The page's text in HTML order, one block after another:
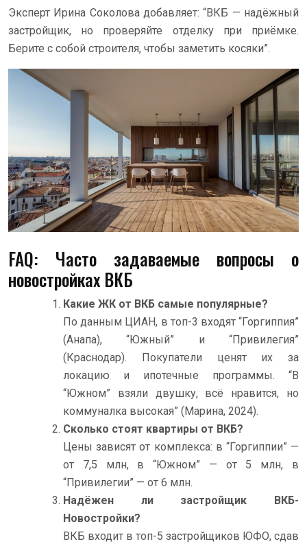
Эксперт Ирина Соколова добавляет: “ВКБ — надёжный
застройщик, но проверяйте отделку при приёмке.
Берите с собой строителя, чтобы заметить косяки”.
FAQ: Часто задаваемые вопросы о
новостройках ВКБ
Какие ЖК от ВКБ самые популярные?
По данным ЦИАН, в топ-3 входят “Горгиппия”
(Анапа), “Южный” и “Привилегия”
(Краснодар). Покупатели ценят их за
локацию и ипотечные программы. “В
“Южном” взяли двушку, всё нравится, но
коммуналка высокая” (Марина, 2024).
Сколько стоят квартиры от ВКБ?
Цены зависят от комплекса: в “Горгиппии” —
от 7,5 млн, в “Южном” — от 5 млн, в
“Привилегии” — от 6 млн.
Надёжен ли застройщик ВКБ-
Новостройки?
ВКБ входит в топ-5 застройщиков ЮФО, сдав